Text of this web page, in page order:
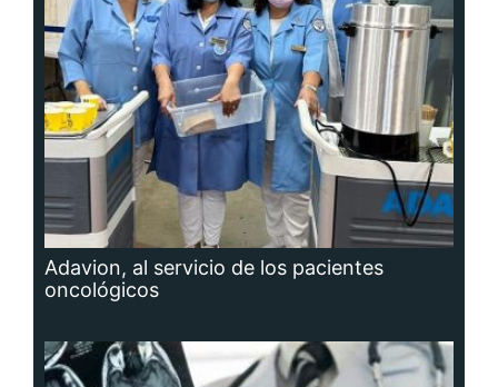
Adavion, al servicio de los pacientes
oncológicos